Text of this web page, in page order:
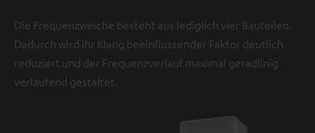
Die Frequenzweiche besteht aus lediglich vier Bauteilen.
Dadurch wird ihr Klang beeinflussender Faktor deutlich
reduziert und der Frequenzverlauf maximal geradlinig
verlaufend gestaltet.